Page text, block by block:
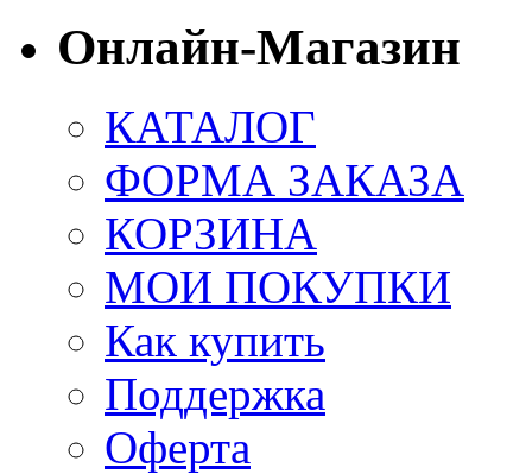
Онлайн-Магазин
КАТАЛОГ
ФОРМА ЗАКАЗА
КОРЗИНА
МОИ ПОКУПКИ
Как купить
Поддержка
Оферта